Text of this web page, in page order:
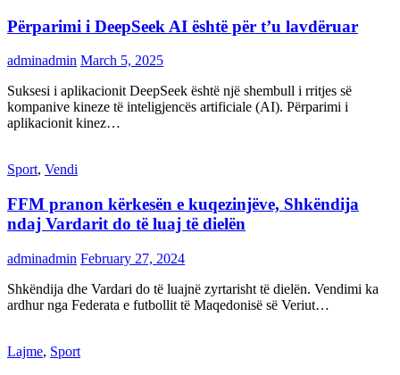
Përparimi i DeepSeek AI është për t’u lavdëruar
adminadmin March 5, 2025
Suksesi i aplikacionit DeepSeek është një shembull i rritjes së
kompanive kineze të inteligjencës artificiale (AI). Përparimi i
aplikacionit kinez…
Sport, Vendi
FFM pranon kërkesën e kuqezinjëve, Shkëndija
ndaj Vardarit do të luaj të dielën
adminadmin February 27, 2024
Shkëndija dhe Vardari do të luajnë zyrtarisht të dielën. Vendimi ka
ardhur nga Federata e futbollit të Maqedonisë së Veriut…
Lajme, Sport